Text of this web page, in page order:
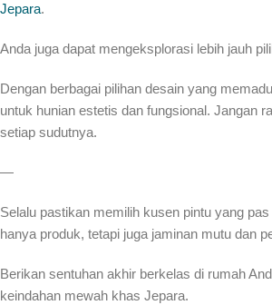
Jepara.
Anda juga dapat mengeksplorasi lebih jauh
Dengan berbagai pilihan desain yang
untuk hunian estetis dan fungsional. Jangan
setiap sudutnya.
—
Selalu pastikan memilih kusen pintu yang
hanya produk, tetapi juga jaminan mutu dan
Berikan sentuhan akhir berkelas di rumah
keindahan mewah khas Jepara.